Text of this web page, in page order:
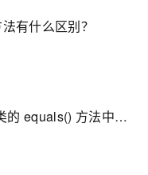
有什么区别？
为什么在 Hibernate Persistence 类的 equals() 方法中，instanceof 运算符比 getClass() 更受欢迎？